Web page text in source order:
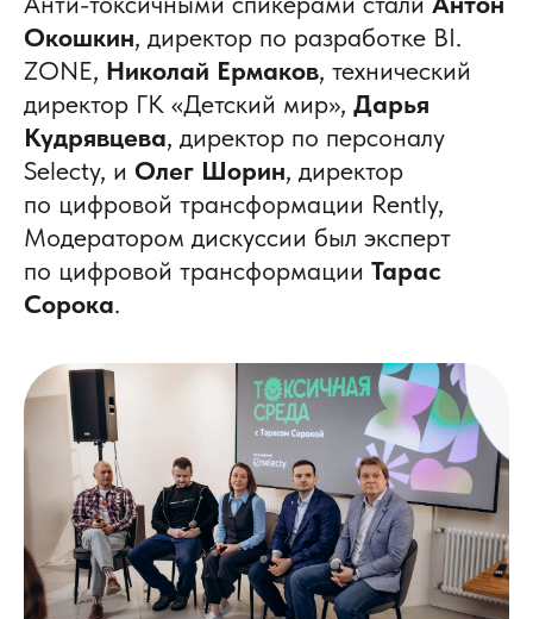
Окошкин, директор по разработке BI.
ZONE, Николай Ермаков, технический
директор ГК «Детский мир», Дарья
Кудрявцева, директор по персоналу
Selecty, и Олег Шорин, директор
по цифровой трансформации Rently,
Модератором дискуссии был эксперт
по цифровой трансформации Тарас
Сорока.